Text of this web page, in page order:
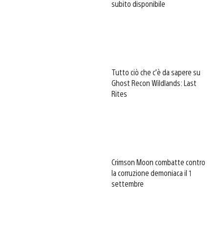
subito disponibile
Tutto ciò che c’è da sapere su
Ghost Recon Wildlands: Last
Rites
Crimson Moon combatte contro
la corruzione demoniaca il 1
settembre